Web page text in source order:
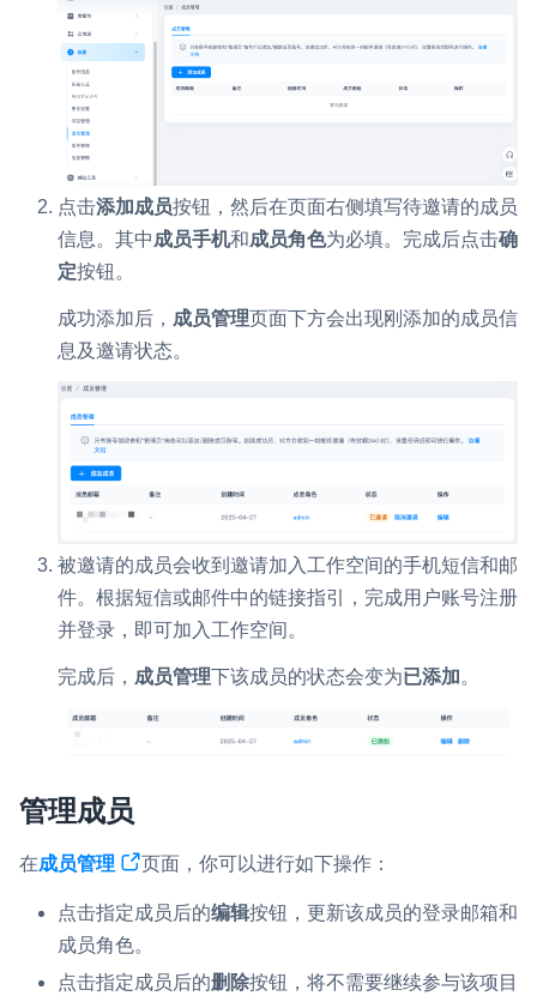
媒体流加速
为智能硬件提供优质的媒体流传输，实现人与人、人与物、物与
物的实时互动连接
实时互动扩展能力
实时转录翻译
快速实现实时的语音转写功能
互动白板
快速实现多人实时互动白板协作
微呼叫
实现智能硬件和微信小程序之间的实时音视频互通
Status Page
集中展示声网主要产品及服务的综合服务质量及可用性信息
对实时音频和视频画面进行风险识别，并联动回调和业务处置流
云市场
一站式实时互动模块的选型、购买、账号打通
媒体服务
旁路推流
输入在线媒体流
云端转码 RTMP 网关
点击添加成员按钮，然后在页面右侧填写待邀请的成员
信息。其中成员手机和成员角色为必填。完成后点击确
定按钮。
成功添加后， 成员管理页面下方会出现刚添加的成员信
息及邀请状态。
被邀请的成员会收到邀请加入工作空间的手机短信和邮
件。根据短信或邮件中的链接指引，完成用户账号注册
并登录，即可加入工作空间。
完成后， 成员管理下该成员的状态会变为已添加。
管理成员
在成员管理 页面，你可以进行如下操作：
点击指定成员后的编辑按钮，更新该成员的登录邮箱和
成员角色。
点击指定成员后的删除按钮，将不需要继续参与该项目